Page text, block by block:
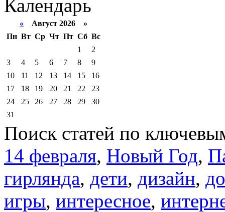
Календарь
« Август 2026 »
Пн Вт Ср Чт Пт Сб Вс
1
2
3
4 5 6 7 8
9
10
11 12 13 14 15
16
17
18 19 20 21 22
23
24
25 26 27 28 29
30
31
Поиск статей по
14 февраля, Новый Год,
гирлянда, дети, дизайн,
игры, интересное,